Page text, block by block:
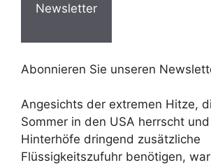
Newsletter
Abonnieren Sie unseren
Angesichts der extremen Hitze,
Sommer in den USA herrscht
Hinterhöfe dringend zusätzliche
Flüssigkeitszufuhr benötigen,